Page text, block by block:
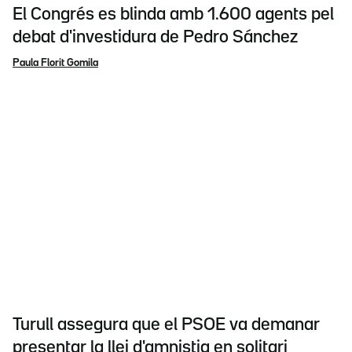
El Congrés es blinda amb 1.600 agents pel
debat d'investidura de Pedro Sánchez
Paula Florit Gomila
Turull assegura que el PSOE va demanar
presentar la llei d'amnistia en solitari